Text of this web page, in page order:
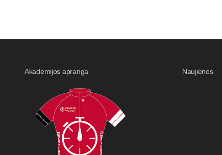
Akademijos apranga Naujienos